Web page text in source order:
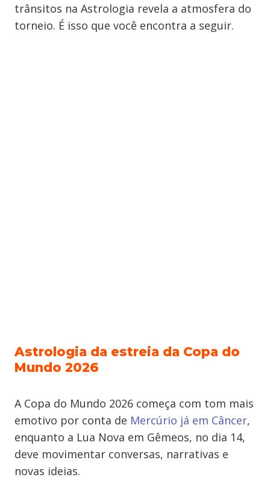
trânsitos na Astrologia revela a atmosfera do
torneio. É isso que você encontra a seguir.
Astrologia da estreia da Copa do
Mundo 2026
A Copa do Mundo 2026 começa com tom mais
emotivo por conta de Mercúrio já em Câncer,
enquanto a Lua Nova em Gêmeos, no dia 14,
deve movimentar conversas, narrativas e
novas ideias.